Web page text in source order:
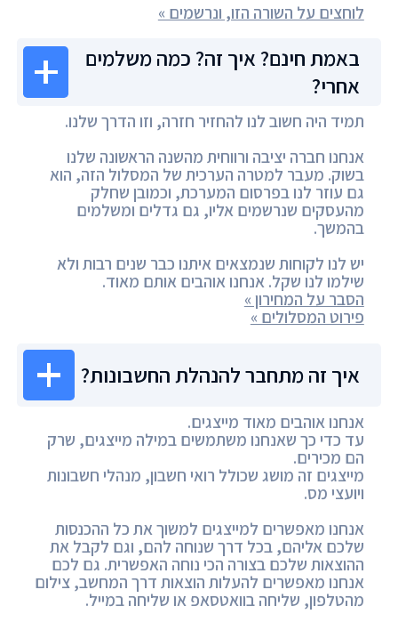
לוחצים על השורה הזו, ונרשמים »
באמת חינם? איך זה? כמה משלמים
אחרי?
תמיד היה חשוב לנו להחזיר חזרה, וזו הדרך שלנו.
אנחנו חברה יציבה ורווחית מהשנה הראשונה שלנו
בשוק. מעבר למטרה הערכית של המסלול הזה, הוא
גם עוזר לנו בפרסום המערכת, וכמובן שחלק
מהעסקים שנרשמים אליו, גם גדלים ומשלמים
בהמשך.
יש לנו לקוחות שנמצאים איתנו כבר שנים רבות ולא
שילמו לנו שקל. אנחנו אוהבים אותם מאוד.
הסבר על המחירון »
פירוט המסלולים »
איך זה מתחבר להנהלת החשבונות?
אנחנו אוהבים מאוד מייצגים.
עד כדי כך שאנחנו משתמשים במילה מייצגים, שרק
הם מכירים.
מייצגים זה מושג שכולל רואי חשבון, מנהלי חשבונות
ויועצי מס.
אנחנו מאפשרים למייצגים למשוך את כל ההכנסות
שלכם אליהם, בכל דרך שנוחה להם, וגם לקבל את
ההוצאות שלכם בצורה הכי נוחה האפשרית. גם לכם
אנחנו מאפשרים להעלות הוצאות דרך המחשב, צילום
מהטלפון, שליחה בוואטסאפ או שליחה במייל.